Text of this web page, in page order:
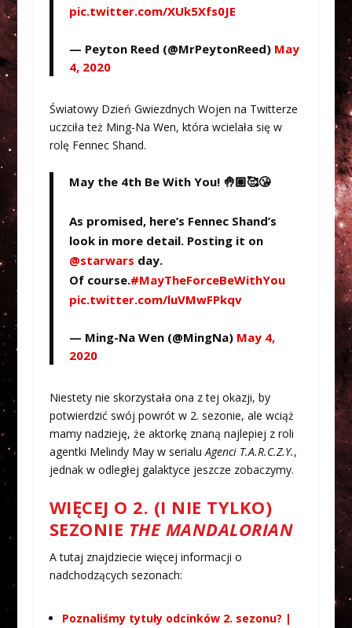
pic.twitter.com/XUk5Xfs0JE
— Peyton Reed (@MrPeytonReed) May
4, 2020
Światowy Dzień Gwiezdnych Wojen na Twitterze
uczciła też Ming-Na Wen, która wcielała się w
rolę Fennec Shand.
May the 4th Be With You! 🤚🏼🥰😘
As promised, here’s Fennec Shand’s
look in more detail. Posting it on
@starwars day.
Of course.#MayTheForceBeWithYou
pic.twitter.com/luVMwFPkqv
— Ming-Na Wen (@MingNa) May 4,
2020
Niestety nie skorzystała ona z tej okazji, by
potwierdzić swój powrót w 2. sezonie, ale wciąż
mamy nadzieję, że aktorkę znaną najlepiej z roli
agentki Melindy May w serialu Agenci T.A.R.C.Z.Y.,
jednak w odległej galaktyce jeszcze zobaczymy.
WIĘCEJ O 2. (I NIE TYLKO)
SEZONIE THE MANDALORIAN
A tutaj znajdziecie więcej informacji o
nadchodzących sezonach:
Poznaliśmy tytuły odcinków 2. sezonu? |